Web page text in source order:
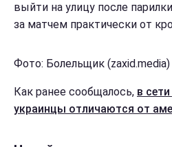
выйти на улицу после
за матчем практически от
Фото: Болельщик (zaxid.media)
Как ранее сообщалось, в
украинцы отличаются от